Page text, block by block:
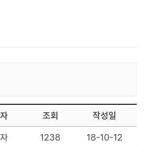
조회 작성일
1238 18-10-12